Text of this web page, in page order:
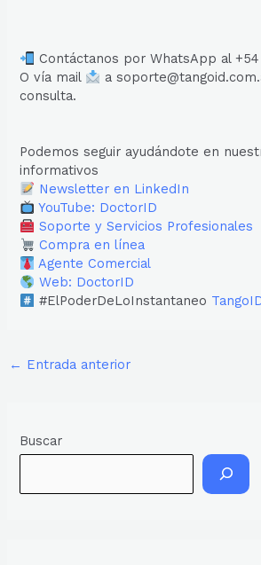
Contáctanos por WhatsApp al +54
O vía mail
a
consulta.
Podemos seguir ayudándote en
informativos
Newsletter en LinkedIn
YouTube: DoctorID
Soporte y Servicios Profesionales
Compra en línea
Agente Comercial
Web: DoctorID
#ElPoderDeLoInstantaneo
← Entrada anterior
Buscar